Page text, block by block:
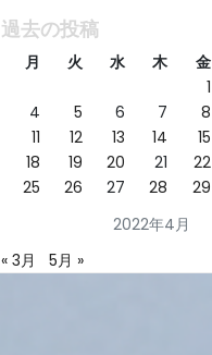
過去の投稿
2022年4月
月 火 水 木 金
1
4
5 6 7 8
11
12 13 14 15
18
19 20 21 22
25
26 27 28 29
« 3月 5月 »